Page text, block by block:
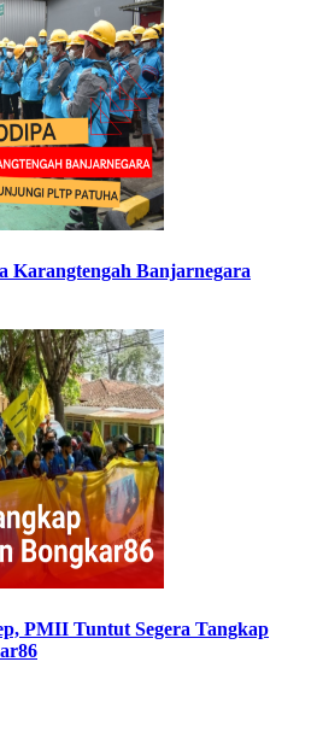
Karangtengah Banjarnegara
PMII Tuntut Segera Tangkap